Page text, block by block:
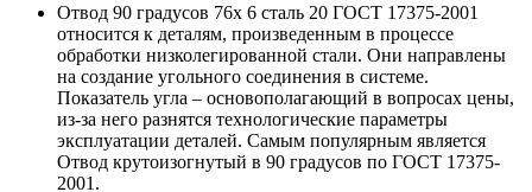
Отвод 90 градусов 76х 6 сталь 20 ГОСТ 17375-2001
относится к деталям, произведенным в процессе
обработки низколегированной стали. Они направлены
на создание угольного соединения в системе.
Показатель угла – основополагающий в вопросах цены,
из-за него разнятся технологические параметры
эксплуатации деталей. Самым популярным является
Отвод крутоизогнутый в 90 градусов по ГОСТ 17375-
2001.